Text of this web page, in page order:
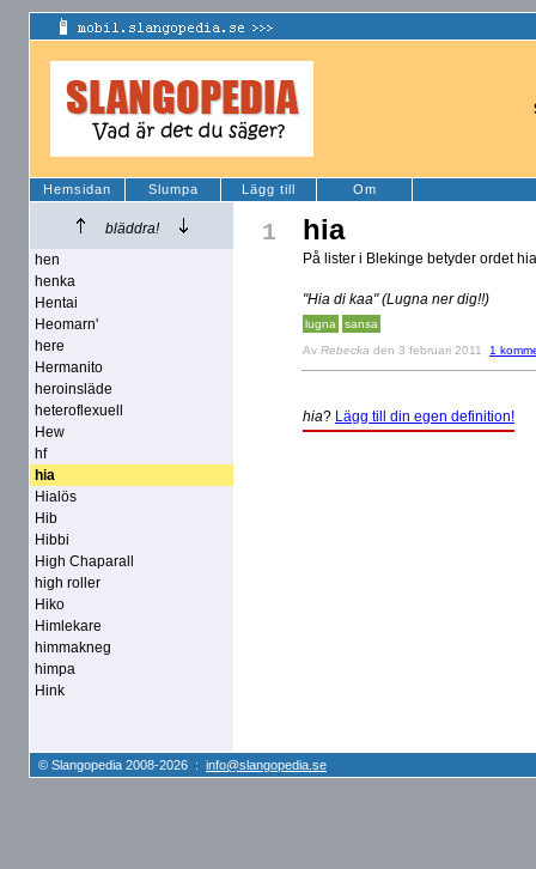
Hemsidan Slumpa Lägg till Om
bläddra!
hen
henka
Hentai
Heomarn'
here
Hermanito
heroinsläde
heteroflexuell
Hew
hf
hia
Hialös
Hib
Hibbi
High Chaparall
high roller
Hiko
Himlekare
himmakneg
himpa
Hink
1 hia
På lister i Blekinge betyder ordet
"Hia di kaa" (Lugna ner dig!!)
lugna sansa
Av Rebecka den 3 februari 2011 1
hia? Lägg till din egen definition!
© Slangopedia 2008-2026 : info@slangopedia.se